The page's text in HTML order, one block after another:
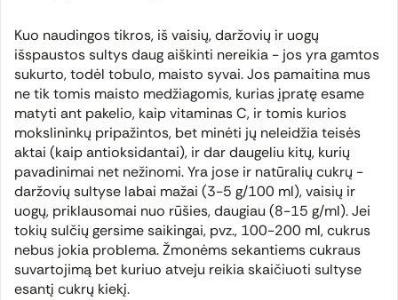
Kuo naudingos tikros, iš vaisių, daržovių ir uogų
išspaustos sultys daug aiškinti nereikia - jos yra gamtos
sukurto, todėl tobulo, maisto syvai. Jos pamaitina mus
ne tik tomis maisto medžiagomis, kurias įpratę esame
matyti ant pakelio, kaip vitaminas C, ir tomis kurios
mokslininkų pripažintos, bet minėti jų neleidžia teisės
aktai (kaip antioksidantai), ir dar daugeliu kitų, kurių
pavadinimai net nežinomi. Yra jose ir natūralių cukrų -
daržovių sultyse labai mažai (3-5 g/100 ml), vaisių ir
uogų, priklausomai nuo rūšies, daugiau (8-15 g/ml). Jei
tokių sulčių gersime saikingai, pvz., 100-200 ml, cukrus
nebus jokia problema. Žmonėms sekantiems cukraus
suvartojimą bet kuriuo atveju reikia skaičiuoti sultyse
esantį cukrų kiekį.